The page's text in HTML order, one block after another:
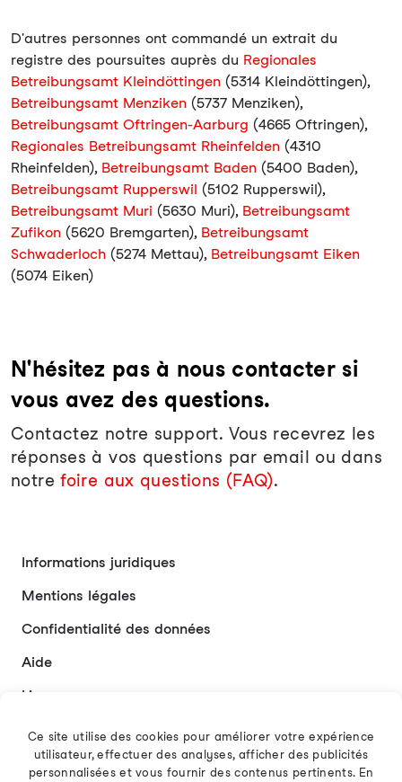
D'autres personnes ont commandé un extrait du
registre des poursuites auprès du Regionales
Betreibungsamt Kleindöttingen (5314 Kleindöttingen),
Betreibungsamt Menziken (5737 Menziken),
Betreibungsamt Oftringen-Aarburg (4665 Oftringen),
Regionales Betreibungsamt Rheinfelden (4310
Rheinfelden), Betreibungsamt Baden (5400 Baden),
Betreibungsamt Rupperswil (5102 Rupperswil),
Betreibungsamt Muri (5630 Muri), Betreibungsamt
Zufikon (5620 Bremgarten), Betreibungsamt
Schwaderloch (5274 Mettau), Betreibungsamt Eiken
(5074 Eiken)
N'hésitez pas à nous contacter si
vous avez des questions.
Contactez notre support. Vous recevrez les
réponses à vos questions par email ou dans
notrefoire aux questions (FAQ).
Informations juridiques
Mentions légales
Confidentialité des données
Aide
Liens
Contact
Ce site utilise des cookies pour améliorer votre expérience
utilisateur, effectuer des analyses, afficher des publicités
personnalisées et vous fournir des contenus pertinents. En